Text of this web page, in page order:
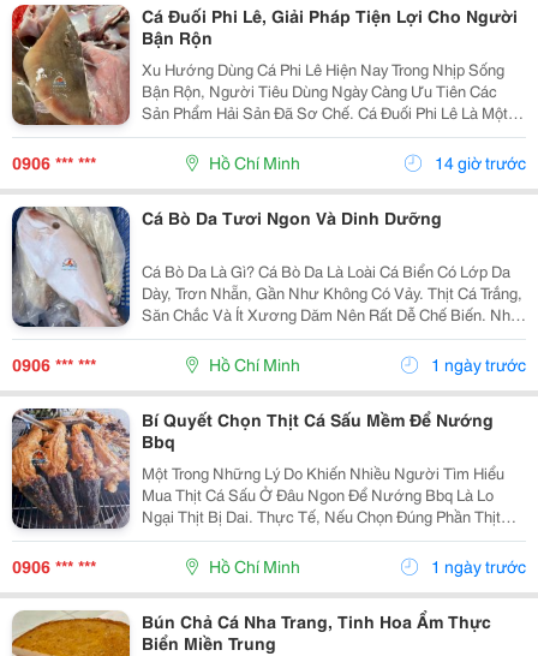
Cá Đuối Phi Lê, Giải Pháp Tiện Lợi Cho Người
Bận Rộn
Xu Hướng Dùng Cá Phi Lê Hiện Nay Trong Nhịp Sống
Bận Rộn, Người Tiêu Dùng Ngày Càng Ưu Tiên Các
Sản Phẩm Hải Sản Đã Sơ Chế. Cá Đuối Phi Lê Là Một
Trong Những Lựa Chọn Nổi Bật Nhờ Tính Tiện Lợi Và
Dễ Sử Dụng. Vì Sao Cá Đuối Phi Lê Được Ưa
Chuộng?...
0906 *** *** Hồ Chí Minh 14 giờ trước
Cá Bò Da Tươi Ngon Và Dinh Dưỡng
Cá Bò Da Là Gì? Cá Bò Da Là Loài Cá Biển Có Lớp Da
Dày, Trơn Nhẵn, Gần Như Không Có Vảy. Thịt Cá Trắng,
Săn Chắc Và Ít Xương Dăm Nên Rất Dễ Chế Biến. Nhờ
Hương Vị Đặc Trưng, Cá Bò Da Ngày Càng Xuất Hiện
Nhiều Trong Bữa Ăn Gia Đình Và Thực Đơn Nhà...
0906 *** *** Hồ Chí Minh 1 ngày trước
Bí Quyết Chọn Thịt Cá Sấu Mềm Để Nướng
Bbq
Một Trong Những Lý Do Khiến Nhiều Người Tìm Hiểu
Mua Thịt Cá Sấu Ở Đâu Ngon Để Nướng Bbq Là Lo
Ngại Thịt Bị Dai. Thực Tế, Nếu Chọn Đúng Phần Thịt
Đuôi Hoặc Phi Lê Và Ướp Đúng Cách, Cá Sấu Sẽ Rất
Mềm. Nên Tránh Nướng Quá Lâu Vì Có Thể Làm Thịt
0906 *** *** Hồ Chí Minh 1 ngày trước
Bún Chả Cá Nha Trang, Tinh Hoa Ẩm Thực
Biển Miền Trung